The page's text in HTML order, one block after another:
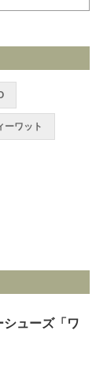
ーワット
ューズ「ワ